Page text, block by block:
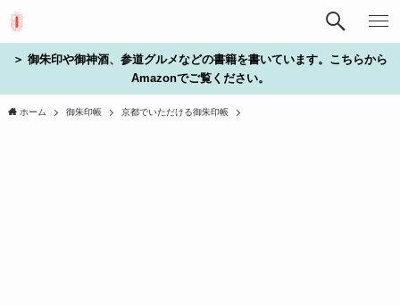
＞ 御朱印や御神酒、参道グルメなどの書籍を書いています。こちらから
Amazonでご覧ください。
ホーム 御朱印帳 京都でいただける御朱印帳